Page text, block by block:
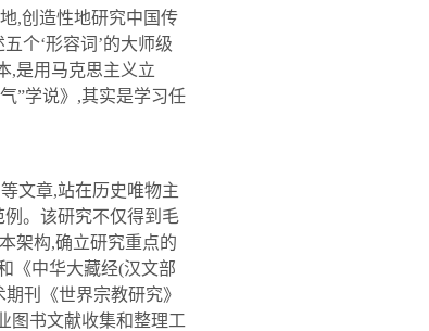
,创造性地研究中国传
个‘形容词’的大师级
,是用马克思主义立
”学说》 ,其实是学习任
文章,站在历史唯物主
。该研究不仅得到毛
架构,确立研究重点的
《中华大藏经(汉文部
刊《世界宗教研究》
图书文献收集和整理工